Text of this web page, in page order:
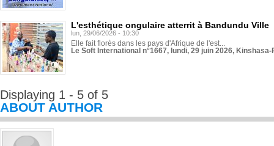
L'esthétique ongulaire atterrit à Bandundu Ville
lun, 29/06/2026 - 10:30
Elle fait florès dans les pays d'Afrique de l'est...
Le Soft International n°1667, lundi, 29 juin 2026,
Displaying 1 - 5 of 5
ABOUT AUTHOR